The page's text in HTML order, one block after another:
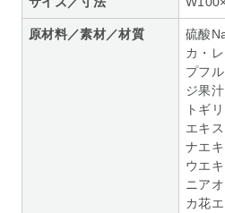
原材料／素材／材質
硫酸
カ・
プフ
ジ果
トギ
エキ
ナエ
ウエ
ニア
カ花